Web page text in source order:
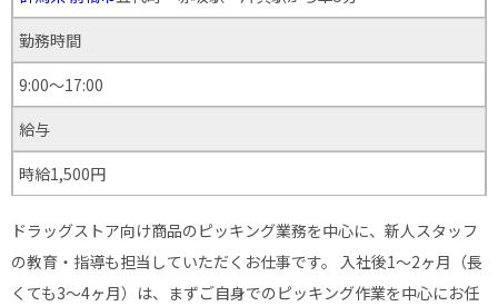
勤務時間
9:00〜17:00
給与
時給1,500円
ドラッグストア向け商品のピッキング業務を中心に、新人スタッフ
の教育・指導も担当していただくお仕事です。 入社後1〜2ヶ月（長
くても3〜4ヶ月）は、まずご自身でのピッキング作業を中心にお任